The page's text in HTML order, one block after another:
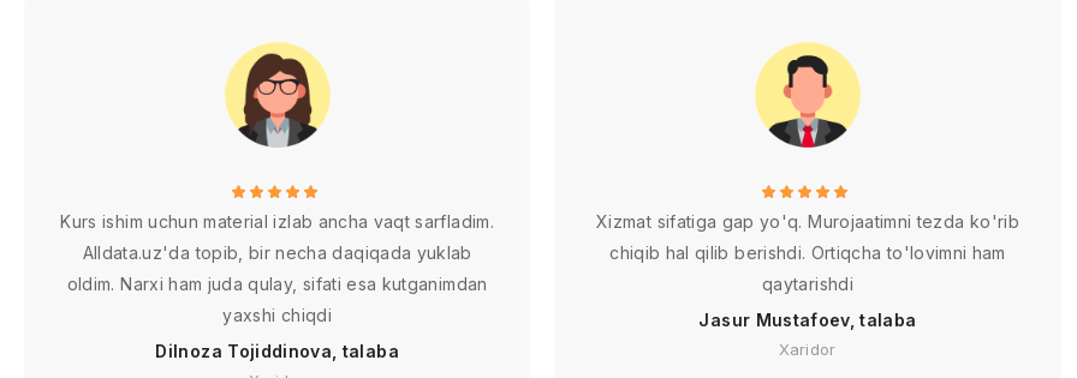
Kurs ishim uchun material izlab ancha vaqt sarfladim.
Alldata.uz'da topib, bir necha daqiqada yuklab
oldim. Narxi ham juda qulay, sifati esa kutganimdan
yaxshi chiqdi
Dilnoza Tojiddinova, talaba
Xizmat sifatiga gap yo'q. Murojaatimni tezda ko'rib
chiqib hal qilib berishdi. Ortiqcha to'lovimni ham
qaytarishdi
Jasur Mustafoev, talaba
Xaridor